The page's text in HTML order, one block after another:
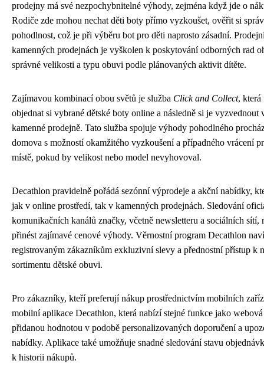
prodejny má své nezpochybnitelné výhody, zejména když jde o
Rodiče zde mohou nechat děti boty přímo vyzkoušet, ověřit si
pohodlnost, což je při výběru bot pro děti naprosto zásadní.
kamenných prodejnách je vyškolen k poskytování odborných rad
správné velikosti a typu obuvi podle plánovaných aktivit dítěte.
Zajímavou kombinací obou světů je služba Click and Collect, která
objednat si vybrané dětské boty online a následně si je vyzvednout
kamenné prodejně. Tato služba spojuje výhody pohodlného
domova s možností okamžitého vyzkoušení a případného vrácení
místě, pokud by velikost nebo model nevyhovoval.
Decathlon pravidelně pořádá sezónní výprodeje a akční nabídky,
jak v online prostředí, tak v kamenných prodejnách. Sledování
komunikačních kanálů značky, včetně newsletteru a sociálních sítí,
přinést zajímavé cenové výhody. Věrnostní program Decathlon
registrovaným zákazníkům exkluzivní slevy a přednostní přístup k
sortimentu dětské obuvi.
Pro zákazníky, kteří preferují nákup prostřednictvím mobilních
mobilní aplikace Decathlon, která nabízí stejné funkce jako webová
přidanou hodnotou v podobě personalizovaných doporučení a
nabídky. Aplikace také umožňuje snadné sledování stavu
k historii nákupů.